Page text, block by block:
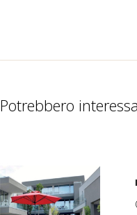
Potrebbero